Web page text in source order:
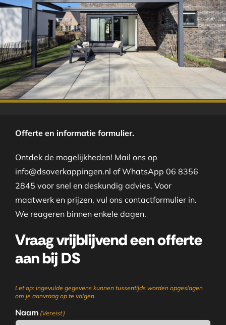
.
Offerte en informatie formulier.
Ontdek de mogelijkheden! Mail ons op
info@dsoverkappingen.nl of WhatsApp 06 8356
2845 voor snel en deskundig advies. Voor
maatwerk en prijzen, vul ons contactformulier in.
We reageren binnen enkele dagen.
Vraag vrijblijvend een offerte
aan bij DS
Let op: ingevulde gegevens kunnen tussentijds worden opgeslagen
om je aanvraag op te volgen.
Naam (Vereist)